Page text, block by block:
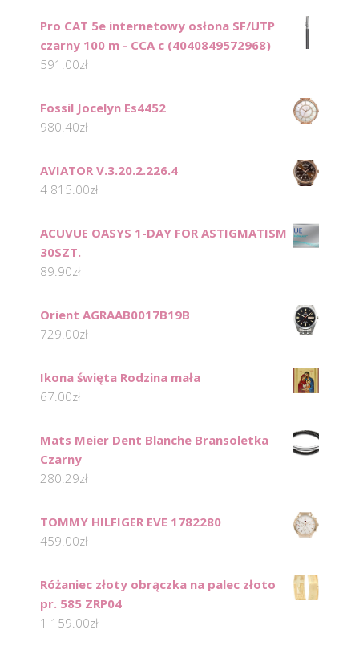
Pro CAT 5e internetowy osłona SF/UTP
czarny 100 m - CCA c (4040849572968)
591.00zł
Fossil Jocelyn Es4452
980.40zł
AVIATOR V.3.20.2.226.4
4 815.00zł
ACUVUE OASYS 1-DAY FOR ASTIGMATISM
30SZT.
89.90zł
Orient AGRAAB0017B19B
729.00zł
Ikona święta Rodzina mała
67.00zł
Mats Meier Dent Blanche Bransoletka
Czarny
280.29zł
TOMMY HILFIGER EVE 1782280
459.00zł
Różaniec złoty obrączka na palec złoto
pr. 585 ZRP04
1 159.00zł